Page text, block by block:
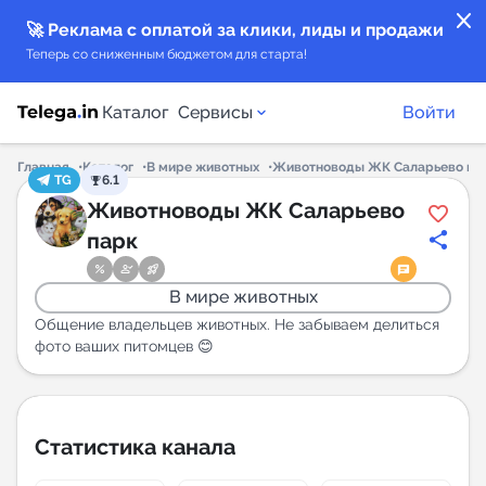
close
🚀 Реклама с оплатой за клики, лиды и продажи
Теперь со сниженным бюджетом для старта!
Каталог Сервисы
Каталог каналов
Каталог ботов
Горящие предложения
Индекс читаемости каналов в Telegram
New
Аналитика MAX каналов
Войти
Главная Каталог В мире животных
Животноводы ЖК Саларьево
TG
6.1
Животноводы ЖК Саларьево
парк
В мире животных
Общение владельцев животных. Не забываем делиться
фото ваших питомцев 😊
Статистика канала